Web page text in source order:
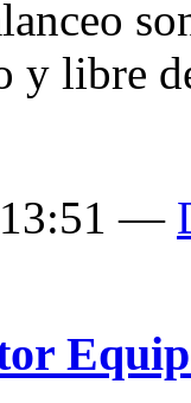
y libre
13:51 —